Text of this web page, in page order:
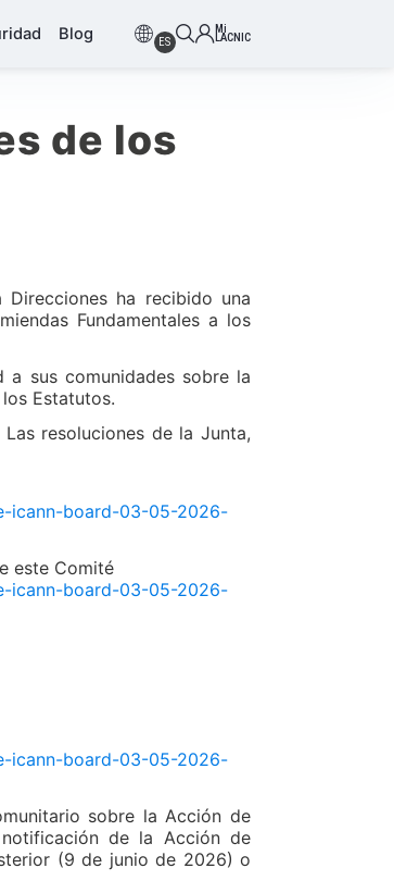
Blog ES
Mi
LACNIC
de los
ha recibido una
Fundamentales a los
sus comunidades sobre la
Estatutos.
resoluciones de la Junta,
icann-board-03-05-2026-
este Comité
icann-board-03-05-2026-
icann-board-03-05-2026-
sobre la Acción de
de la Acción de
(9 de junio de 2026) o